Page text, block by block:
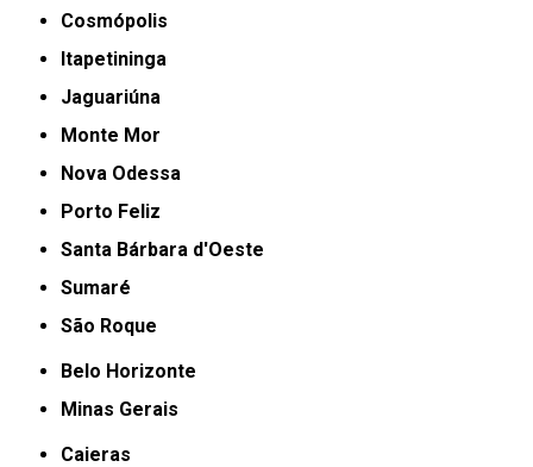
Cosmópolis
Itapetininga
Jaguariúna
Monte Mor
Nova Odessa
Porto Feliz
Santa Bárbara d'Oeste
Sumaré
São Roque
Belo Horizonte
Minas Gerais
Caieras